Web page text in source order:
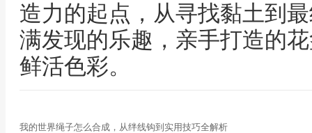
造力的起点，从寻找黏土到
满发现的乐趣，亲手打造的
鲜活色彩。
我的世界绳子怎么合成，从绊线钩到实用技巧全解析